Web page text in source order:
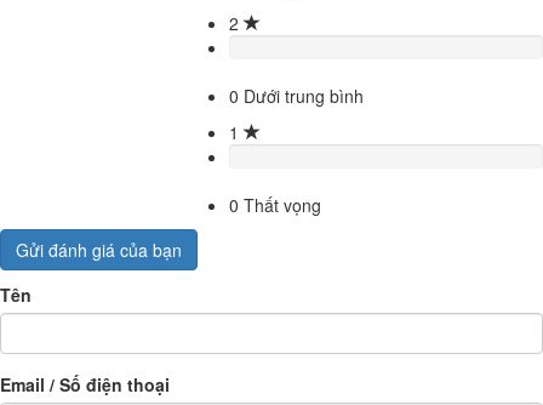
2
0 Dưới trung bình
1
0 Thất vọng
Gửi đánh giá của bạn
Tên
Email / Số điện thoại